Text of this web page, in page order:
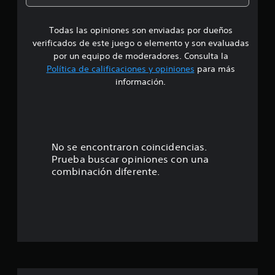
e
d
i
s
t
Todas las opiniones son enviadas por dueños
verificados de este juego o elemento y son evaluadas
por un equipo de moderadores. Consulta la
Política de calificaciones y opiniones para más
información.
No se encontraron coincidencias.
Prueba buscar opiniones con una
combinación diferente.